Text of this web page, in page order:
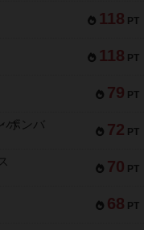
118 PT
118 PT
79 PT
72 PT
ボンバ
70 PT
68 PT